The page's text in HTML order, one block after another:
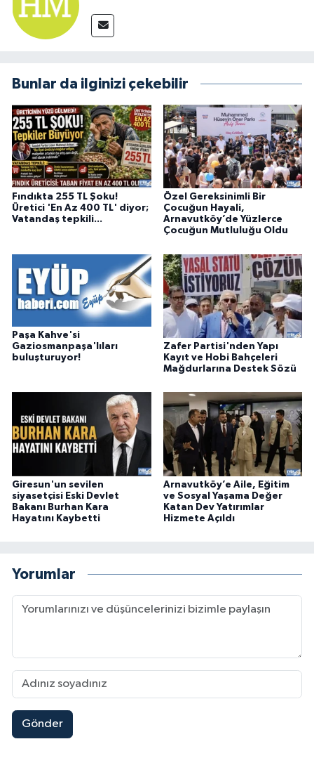
Bunlar da ilginizi çekebilir
Fındıkta 255 TL Şoku!
Üretici 'En Az 400 TL' diyor;
Vatandaş tepkili...
Özel Gereksinimli Bir
Çocuğun Hayali,
Arnavutköy’de Yüzlerce
Çocuğun Mutluluğu Oldu
Paşa Kahve'si
Gaziosmanpaşa'lıları
buluşturuyor!
Zafer Partisi'nden Yapı
Kayıt ve Hobi Bahçeleri
Mağdurlarına Destek Sözü
Giresun'un sevilen
siyasetçisi Eski Devlet
Bakanı Burhan Kara
Hayatını Kaybetti
Arnavutköy’e Aile, Eğitim
ve Sosyal Yaşama Değer
Katan Dev Yatırımlar
Hizmete Açıldı
Yorumlar
Gönder